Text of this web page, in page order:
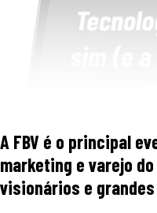
A FBV é o principal
marketing e varejo
visionários e